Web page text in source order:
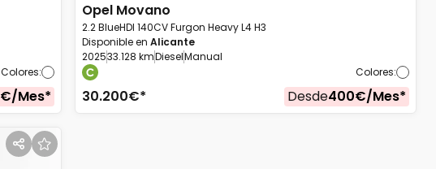
Colores:
€/Mes*
Opel Movano
2.2 BlueHDI 140CV Furgon Heavy L4 H3
Disponible en Alicante
202533.128 kmDieselManual
Colores:
30.200€* Desde400€/Mes*